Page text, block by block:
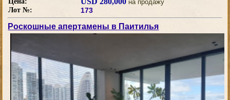
на продажу
Лот №:
173
Роскошные апертамены в Паитилья